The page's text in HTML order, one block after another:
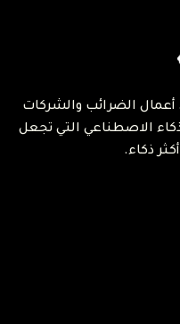
الضرائب والشركات
الاصطناعي التي تجعل
ذكاء.